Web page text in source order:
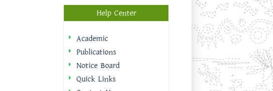
Help Center
Academic
Publications
Notice Board
Quick Links